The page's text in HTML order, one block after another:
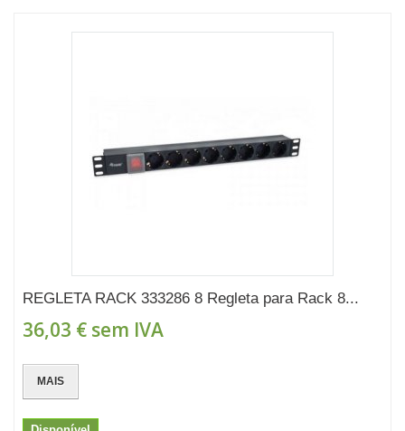
REGLETA RACK 333286 8 Regleta para Rack 8...
36,03 € sem IVA
MAIS